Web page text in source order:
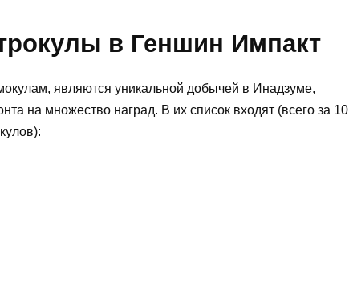
в Геншин Импакт
являются уникальной добычей в Инадзуме,
на множество наград. В их список входят (всего за 10